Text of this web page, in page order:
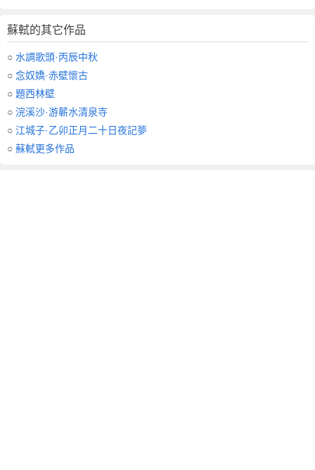
蘇軾的其它作品
○ 水調歌頭·丙辰中秋
○ 念奴嬌·赤壁懷古
○ 題西林壁
○ 浣溪沙·游蘄水清泉寺
○ 江城子·乙卯正月二十日夜記夢
○ 蘇軾更多作品